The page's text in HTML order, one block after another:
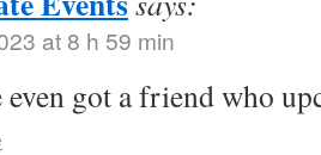
at 8 h 59 min
even got a friend who